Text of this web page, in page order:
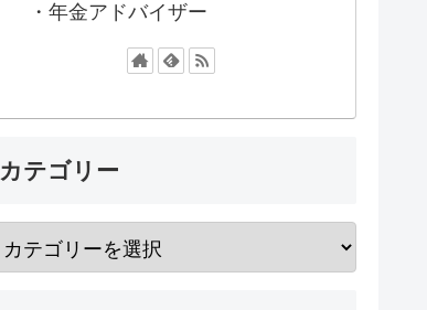
・年金アドバイザー
カテゴリー